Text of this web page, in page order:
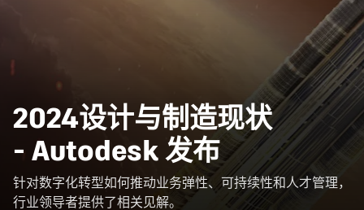
2024设计与制造现状
- Autodesk 发布
针对数字化转型如何推动业务弹性、可持续性和人才管理，
行业领导者提供了相关见解。